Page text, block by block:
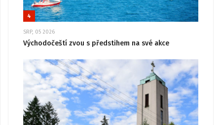
4
SRP, 05 2026
Východočeští zvou s předstihem na své akce